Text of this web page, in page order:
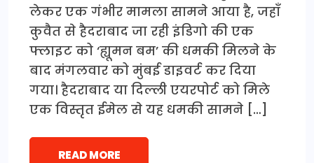
लेकर एक गंभीर मामला सामने आया है, जहाँ
कुवैत से हैदराबाद जा रही इंडिगो की एक
फ्लाइट को ‘ह्यूमन बम’ की धमकी मिलने के
बाद मंगलवार को मुंबई डाइवर्ट कर दिया
गया। हैदराबाद या दिल्ली एयरपोर्ट को मिले
एक विस्तृत ईमेल से यह धमकी सामने […]
READ MORE